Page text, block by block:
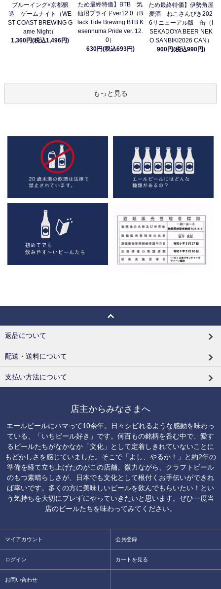
ブルーイング×京都醸
造 ゲームナイト（WE
ST COAST BREWING G
ame Night）
1,360円(税込1,496円)
ため最終特価】BTB 気
仙沼プライドver12.0（B
lack Tide Brewing BTB K
esennuma Pride ver. 12.
0）
630円(税込693円)
ため最終特価】伊勢角屋
麦酒 ねこさんびき202
6リニューアル版 缶（I
SEKADOYA BEER NEK
O SANBIKI2026 CAN）
900円(税込990円)
もっと見る
返品について
配送・送料について
支払い方法について
店主からみなさまへ
エールビールにハマって10余年。日々シビれるような感動を味わっ
ている、「いちビール好き」です。何百もの銘柄を呑む中で、愛す
るビールたちがなかなか「文化」として定着しきれていないことに
もどかしさを感じていました。そこで「よし、やるか！」と約2年の
準備を経て立ち上げたのがこの店舗。微力ながら、クラフトビール
のもつ素晴らしさが、日本でも文化として根付くお手伝いができれ
ば幸いです。多くの方に美味しいビールを飲んでもらいたい！とい
う気持ちを大切にブレずにやっていきたいと思います。ぜひ一度当
店のビールたちを味わってみてください。
マイアカウント 会員登録
ログイン カートを見る
お問い合わせ